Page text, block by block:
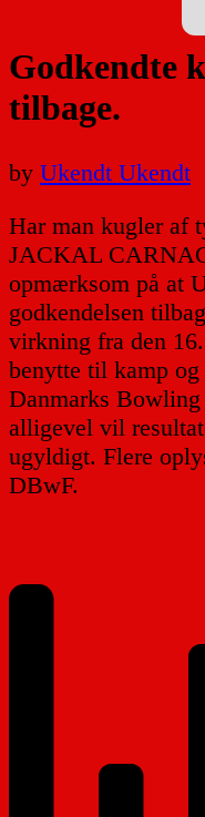
Godkendte
tilbage.
by Ukendt Ukendt
Har man kugler af
JACKAL
opmærksom på at
godkendelsen
virkning fra den
benytte til kamp og
Danmarks
alligevel vil
ugyldigt. Flere
DBwF.